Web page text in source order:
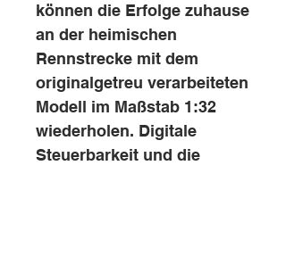
können die Erfolge zuhause
an der heimischen
Rennstrecke mit dem
originalgetreu verarbeiteten
Modell im Maßstab 1:32
wiederholen. Digitale
Steuerbarkeit und die